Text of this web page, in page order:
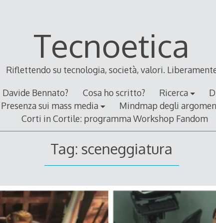
Tecnoetica
Riflettendo su tecnologia, società, valori.
Davide Bennato? Cosa ho scritto? Ricerca
Presenza sui mass media
Mindmap degli
Corti in Cortile: programma Workshop Fandom
Tag: sceneggiatura